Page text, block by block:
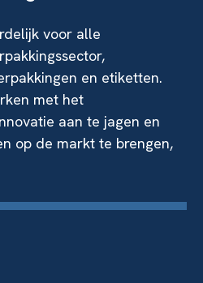
voor alle
en etiketten.
met het
aan te jagen en
op de markt te brengen,